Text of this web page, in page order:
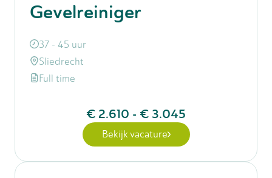
Gevelreiniger
37 - 45 uur
Sliedrecht
Full time
€ 2.610 - € 3.045
Bekijk vacature